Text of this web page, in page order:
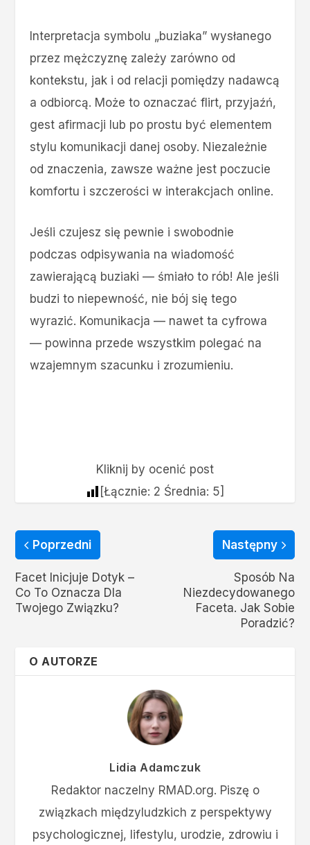
Interpretacja symbolu „buziaka” wysłanego
przez mężczyznę zależy zarówno od
kontekstu, jak i od relacji pomiędzy nadawcą
a odbiorcą. Może to oznaczać flirt, przyjaźń,
gest afirmacji lub po prostu być elementem
stylu komunikacji danej osoby. Niezależnie
od znaczenia, zawsze ważne jest poczucie
komfortu i szczerości w interakcjach online.
Jeśli czujesz się pewnie i swobodnie
podczas odpisywania na wiadomość
zawierającą buziaki — śmiało to rób! Ale jeśli
budzi to niepewność, nie bój się tego
wyrazić. Komunikacja — nawet ta cyfrowa
— powinna przede wszystkim polegać na
wzajemnym szacunku i zrozumieniu.
Kliknij by ocenić post
[Łącznie: 2 Średnia: 5]
Poprzedni
Facet Inicjuje Dotyk –
Co To Oznacza Dla
Twojego Związku?
Następny
Sposób Na
Niezdecydowanego
Faceta. Jak Sobie
Poradzić?
O AUTORZE
Lidia Adamczuk
Redaktor naczelny RMAD.org. Piszę o
związkach międzyludzkich z perspektywy
psychologicznej, lifestylu, urodzie, zdrowiu i